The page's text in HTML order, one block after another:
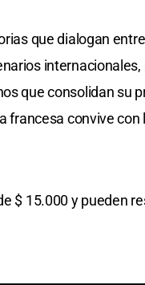
que dialogan
que consolidan su
francesa convive
$ 15.000 y pueden